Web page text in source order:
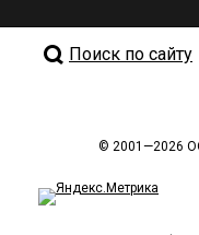
Поиск по сайту
© 2001—2026